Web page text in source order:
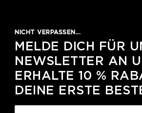
NICHT VERPASSEN...
MELDE DICH FÜR
NEWSLETTER AN
ERHALTE 10 %
DEINE ERSTE